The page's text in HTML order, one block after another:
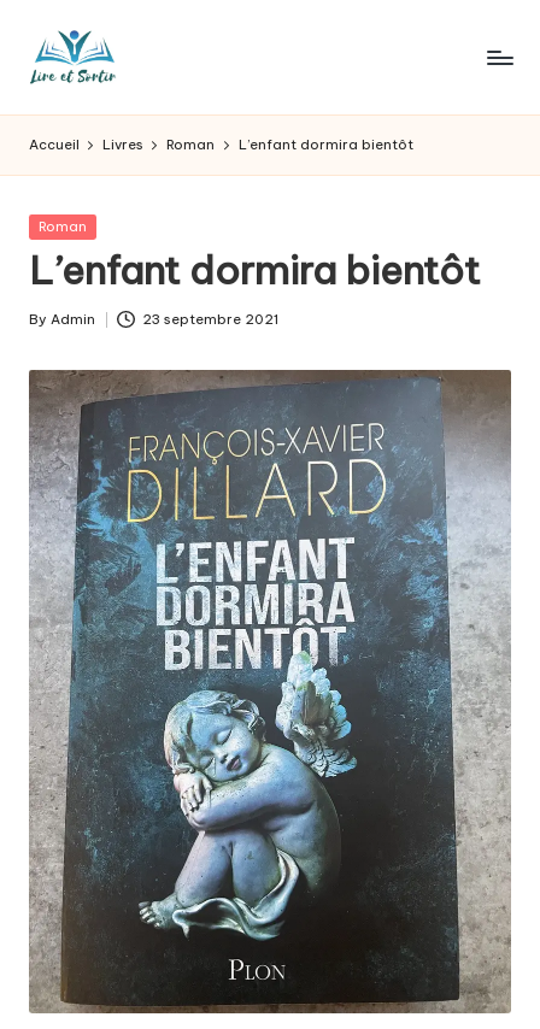
L
ir
e
e
t
s
o
r
t
ir
pour
les
goûts,
des
pour
les
jours.
Accueil Livres Roman L’enfant dormira bientôt
Posted
Roman
L’enfant dormira bientôt
Posted
By Admin 23 septembre 2021